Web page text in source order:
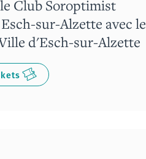
Club Soroptimist
sur-Alzette avec le
d'Esch-sur-Alzette